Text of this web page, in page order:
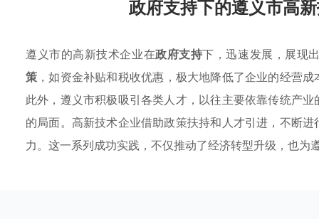
政府支持下的遵义市高
遵义市的高新技术企业在政府支持下，迅速发展，展现
策 ，如资金补贴和税收优惠，极大地降低了企业的经营
此外，遵义市积极吸引各类人才，以往主要依靠传统产
的局面。高新技术企业借助政策扶持和人才引进，不断
力。这一系列成功实践，不仅推动了经济转型升级，也为